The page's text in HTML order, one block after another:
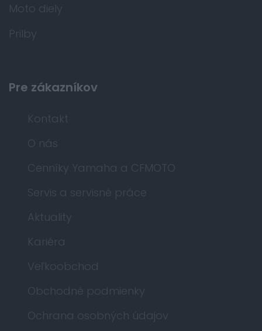
Moto diely
Prilby
Pre zákazníkov
Kontakt
O nás
Cenníky Yamaha a CFMOTO
Servis a servisné práce
Aktuality
Kariéra
Veľkoobchod
Obchodné podmienky
Ochrana osobných údajov